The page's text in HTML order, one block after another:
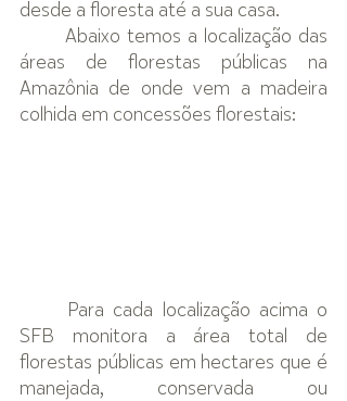
desde a floresta até a sua casa.
Abaixo temos a localização das
áreas de florestas públicas na
Amazônia de onde vem a madeira
colhida em concessões florestais:
Para cada localização acima o
SFB monitora a área total de
florestas públicas em hectares que é
manejada, conservada ou